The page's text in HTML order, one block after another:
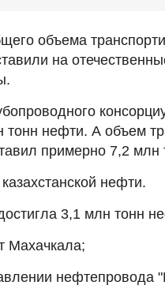
объема
на
нефти. А объем
примерно 7,2 млн
нефти.
3,1 млн тонн
Махачкала;
нефтепровода